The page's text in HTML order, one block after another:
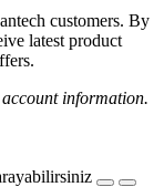
customers. By
latest product
information.